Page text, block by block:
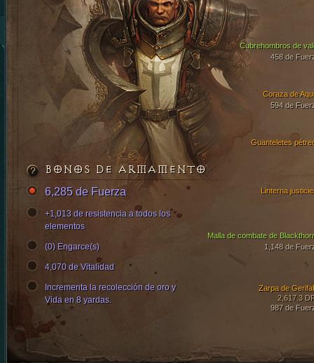
Coraza de
594 de
Guanteletes
Cubrehombros de
458 de
Malla de combate de
1,148 de
Zarpa de
2,617.3
987 de
Linterna
BONOS DE ARMAMENTO
6,285 de Fuerza
+1,013 de resistencia a todos los
elementos
(0) Engarce(s)
4,070 de Vitalidad
Incrementa la recolección de oro y
Vida en 8 yardas.